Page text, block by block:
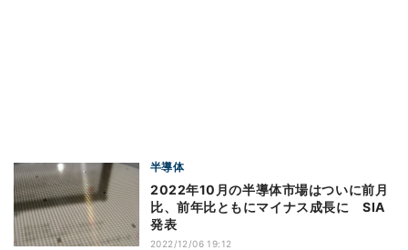
半導体
2022年10月の半導体市場はついに前月
比、前年比ともにマイナス成長に SIA
発表
2022/12/06 19:12